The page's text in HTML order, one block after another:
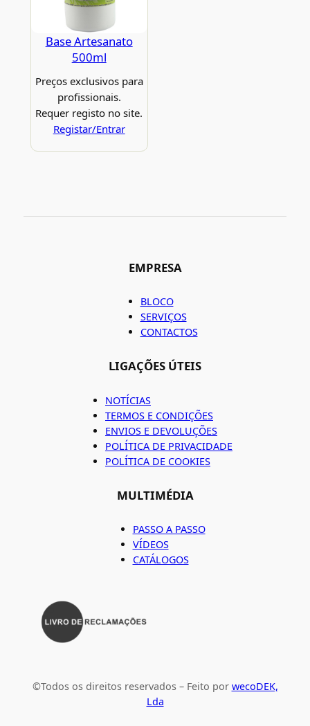
Base Artesanato
500ml
Preços exclusivos para
profissionais.
Requer registo no site.
Registar/Entrar
EMPRESA
BLOCO
SERVIÇOS
CONTACTOS
LIGAÇÕES ÚTEIS
NOTÍCIAS
TERMOS E CONDIÇÕES
ENVIOS E DEVOLUÇÕES
POLÍTICA DE PRIVACIDADE
POLÍTICA DE COOKIES
MULTIMÉDIA
PASSO A PASSO
VÍDEOS
CATÁLOGOS
©Todos os direitos reservados – Feito por wecoDEK,
Lda